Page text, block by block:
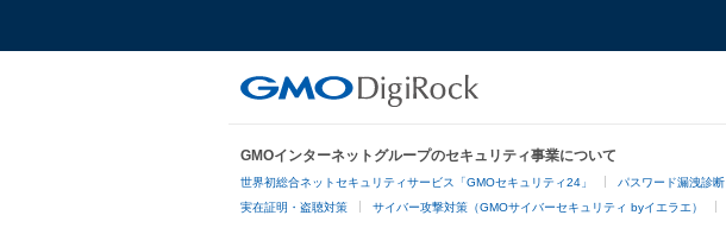
GMOインターネットグループのセキュリティ事業について
世界初総合ネットセキュリティサービス「GMOセキュリティ24」 パスワード漏洩診断
実在証明・盗聴対策 サイバー攻撃対策（GMOサイバーセキュリティ byイエラエ）